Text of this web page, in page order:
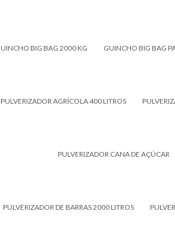
BIG BAG 2000 KG GUINCHO BIG BAG
PULVERIZADOR AGRÍCOLA 400 LITROS
PULVERIZADOR CANA DE AÇÚCAR
PULVERIZADOR DE BARRAS 2000 LITROS